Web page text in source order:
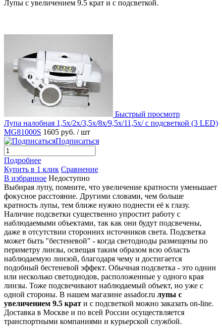
Лупы с увеличением 9.5 крат и с подсветкой.
Быстрый просмотр
Лупа налобная 1,5x/2x/3,5x/8x/9,5x/11,5x/ с подсветкой (3 LED)
MG81000S 1605 руб. / шт
Подписаться
Подробнее
Купить в 1 клик Сравнение
В избранное Недоступно
Выбирая лупу, помните, что увеличение кратности уменьшает
фокусное расстояние. Другими словами, чем больше
кратность лупы, тем ближе нужно поднести её к глазу.
Наличие подсветки существенно упростит работу с
наблюдаемыми объектами, так как они будут подсвечены,
даже в отсутствии сторонних источников света. Подсветка
может быть "бестеневой" - когда светодиоды размещены по
периметру линзы, освещая таким образом всю область
наблюдаемую линзой, благодаря чему и достигается
подобный бестеневой эффект. Обычная подсветка - это однин
или несколько светодиодов, расположенные у одного края
линзы. Тоже подсвечивают наблюдаемый объект, но уже с
одной стороны. В нашем магазине assador.ru лупы с
увеличением 9.5 крат и с подсветкой можно заказать on-line.
Доставка в Москве и по всей России осуществляется
транспортными компаниями и курьерской службой.